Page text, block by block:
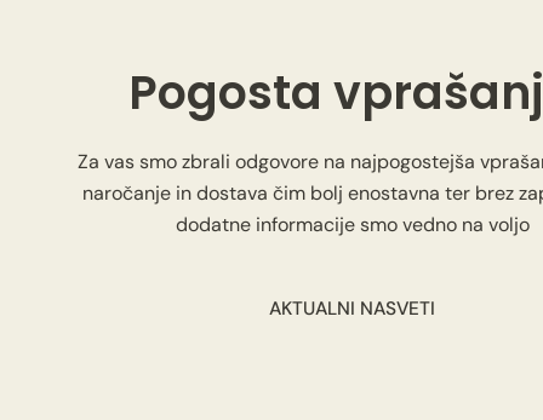
Pogosta
Za vas smo zbrali odgovore na najpogostejša
naročanje in dostava čim bolj enostavna ter brez
dodatne informacije smo vedno na voljo
AKTUALNI NASVETI